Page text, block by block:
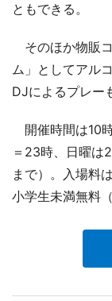
ともできる。
そのほか物販
ム」としてアル
DJによるプレー
開催時間は10
＝23時、日曜は
まで）。入場料
小学生未満無料